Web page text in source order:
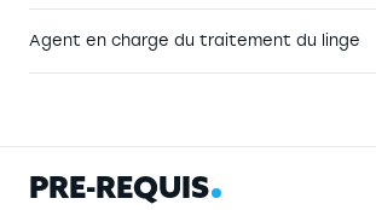
Agent en charge du traitement du linge
PRÉ-REQUIS